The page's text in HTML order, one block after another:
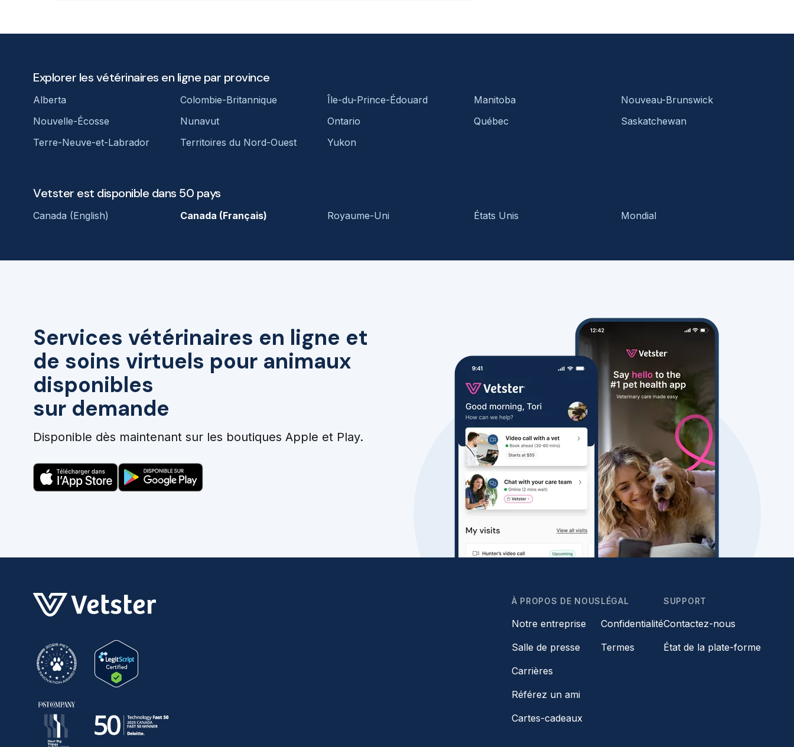
Services vétérinaires en ligne et
de soins virtuels pour animaux
disponibles
sur demande
Disponible dès maintenant sur les boutiques Apple et Play.
Explorer les vétérinaires en ligne par province
Alberta Colombie-Britannique Île-du-Prince-Édouard Manitoba
Nouveau-Brunswick
Nouvelle-Écosse
Nunavut Ontario Québec
Saskatchewan
Terre-Neuve-et-Labrador
Territoires du Nord-Ouest Yukon
Vetster est disponible dans 50 pays
Canada (English) Canada (Français) Royaume-Uni États Unis Mondial
À PROPOS DE NOUS
Notre entreprise
Salle de presse
Carrières
Référez un ami
Cartes-cadeaux
LÉGAL
Confidentialité
Termes
SUPPORT
Contactez-nous
État de la plate-forme